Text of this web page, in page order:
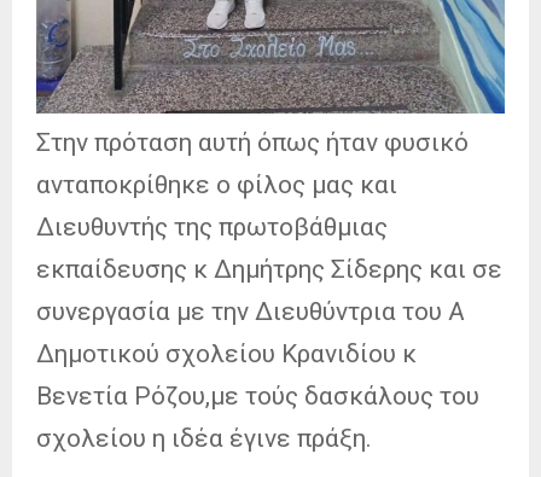
Στην πρόταση αυτή όπως ήταν φυσικό
ανταποκρίθηκε ο φίλος μας και
Διευθυντής της πρωτοβάθμιας
εκπαίδευσης κ Δημήτρης Σίδερης και σε
συνεργασία με την Διευθύντρια του Α
Δημοτικού σχολείου Κρανιδίου κ
Βενετία Ρόζου,με τούς δασκάλους του
σχολείου η ιδέα έγινε πράξη.